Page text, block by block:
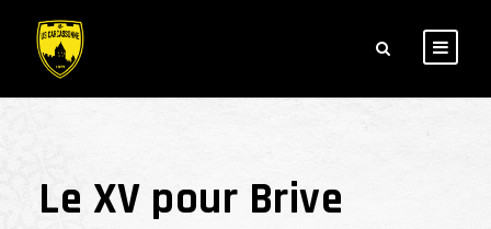
Le XV pour Brive